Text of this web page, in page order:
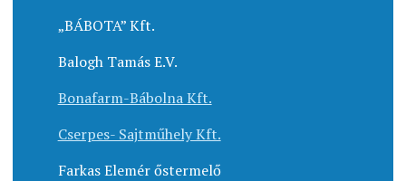
„BÁBOTA” Kft.
Balogh Tamás E.V.
Bonafarm-Bábolna Kft.
Cserpes- Sajtműhely Kft.
Farkas Elemér őstermelő